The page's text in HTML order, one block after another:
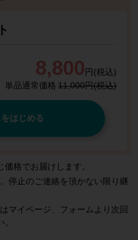
8,800 円(税込)
単品通常価格 11,000円(税込)
はじめる
格でお届けします。
停止のご連絡を頂かない限り継
マイページ、フォームより次回